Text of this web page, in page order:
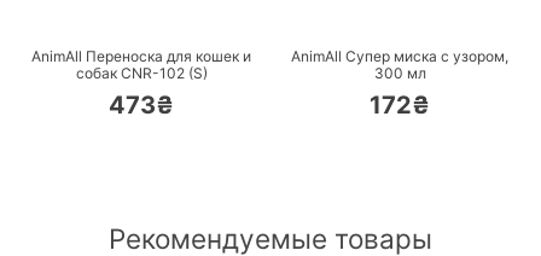
AnimAll Переноска для кошек и
собак CNR-102 (S)
473₴
AnimAll Супер миска с узором,
300 мл
172₴
Рекомендуемые товары